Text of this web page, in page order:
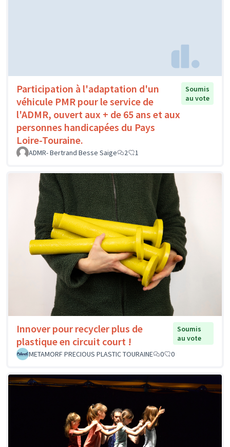
Participation à l'adaptation d'un
véhicule PMR pour le service de
l'ADMR, ouvert aux + de 65 ans et aux
personnes handicapées du Pays
Loire-Touraine.
Soumis
au vote
ADMR- Bertrand Besse Saige 2 1
Innover pour recycler plus de
plastique en circuit court !
Soumis
au vote
METAMORF PRECIOUS PLASTIC TOURAINE
0 0